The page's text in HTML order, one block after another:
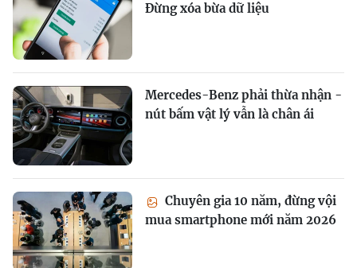
Đừng xóa bừa dữ liệu
Mercedes-Benz phải thừa nhận -
nút bấm vật lý vẫn là chân ái
Chuyên gia 10 năm, đừng vội
mua smartphone mới năm 2026